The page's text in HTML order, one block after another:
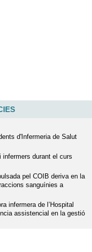
d'Infermeria de Salut
infermers durant el curs
pel COIB deriva en la
sanguínies a
infermera de l’Hospital
assistencial en la gestió